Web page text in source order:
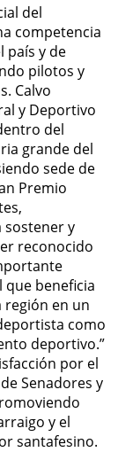
del
competencia
país y de
pilotos y
Calvo
y Deportivo
del
grande del
sede de
Premio
sostener y
reconocido
beneficia
región en un
como
deportivo.”
por el
Senadores y
y el
santafesino.